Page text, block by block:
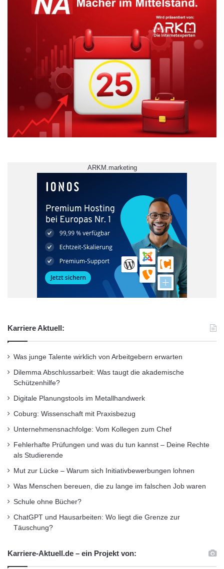
Arbeitsplatzperspektiven Berufsabschluss
Chancen am Arbeitsmarkt
Durchführungsgarantie
FORUM Berufsbildung Umschulung
ARKM.marketing
Karriere Aktuell:
Was junge Talente wirklich von Arbeitgebern erwarten
Dilemma Abschlussarbeit: Was taugt die akademische
Schützenhilfe?
Digitale Planungstools im Metallhandwerk
Coburg: Wissenschaft mit Praxisbezug
Unternehmensnachfolge: Vom Kollegen zum Chef
Fehlerhafte Prüfungen und was du tun kannst – Deine Rechte
als Studierende
Mut zur Lücke – Warum sich Initiativbewerbungen lohnen
Was Menschen bereuen, die zu lange im falschen Job waren
Schule ohne Bücher?
ChatGPT und Hausarbeiten: Wo liegt die Grenze zur
Täuschung?
Karriere-Aktuell.de – ein Projekt von: